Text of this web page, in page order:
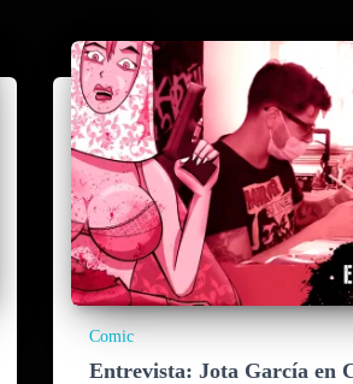
Comic
Entrevista: Jota García en